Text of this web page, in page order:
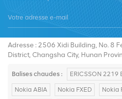
Tél :+8619376997331
Adresse : 2506 Xidi Building, No. 8
District, Changsha City, Hunan
Balises chaudes : ERICSSON 2219
Nokia ABIA Nokia FXED Nokia